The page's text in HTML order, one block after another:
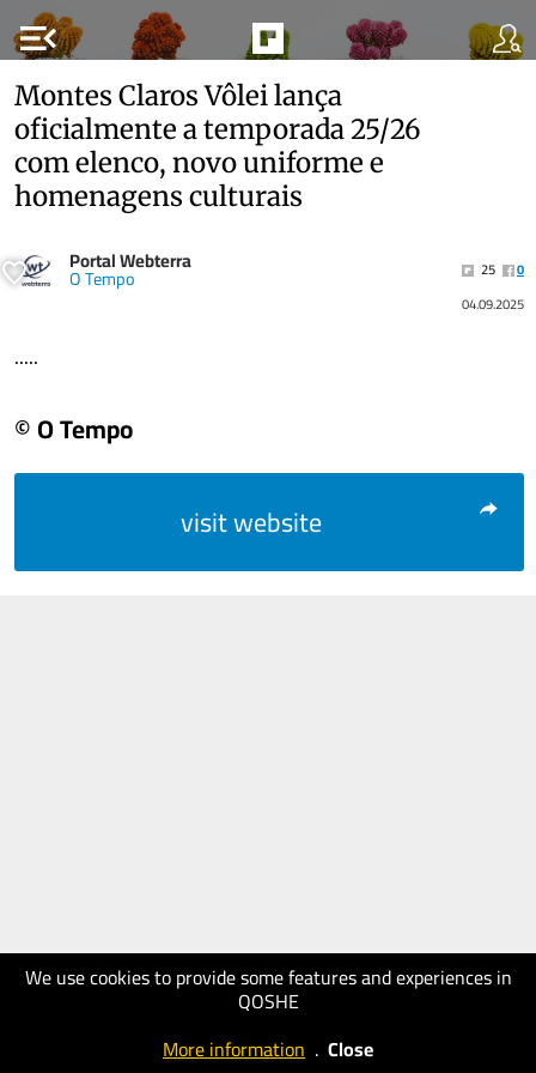
menu_open
We use cookies to provide some features and experiences in
QOSHE
More information . Close
Montes Claros Vôlei lança
oficialmente a temporada 25/26
com elenco, novo uniforme e
homenagens culturais
Portal Webterra
O Tempo 25
0
04.09.2025
.....
© O Tempo
visit website